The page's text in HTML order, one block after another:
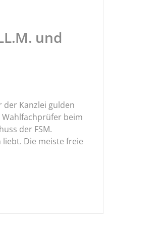
und
Kanzlei gulden
Wahlfachprüfer beim
der FSM.
Die meiste freie